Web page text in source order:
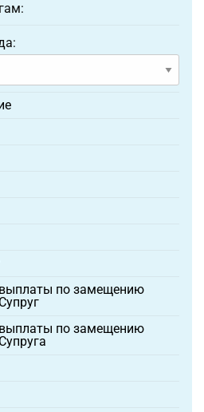
по замещению
по замещению